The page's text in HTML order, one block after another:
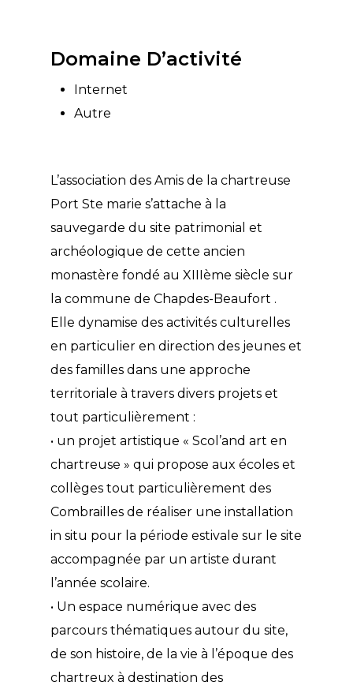
Domaine D’activité
Internet
Autre
L’association des Amis de la chartreuse
Port Ste marie s’attache à la
sauvegarde du site patrimonial et
archéologique de cette ancien
monastère fondé au XIIIème siècle sur
la commune de Chapdes-Beaufort .
Elle dynamise des activités culturelles
en particulier en direction des jeunes et
des familles dans une approche
territoriale à travers divers projets et
tout particulièrement :
• un projet artistique « Scol’and art en
chartreuse » qui propose aux écoles et
collèges tout particulièrement des
Combrailles de réaliser une installation
in situ pour la période estivale sur le site
accompagnée par un artiste durant
l’année scolaire.
• Un espace numérique avec des
parcours thématiques autour du site,
de son histoire, de la vie à l’époque des
chartreux à destination des